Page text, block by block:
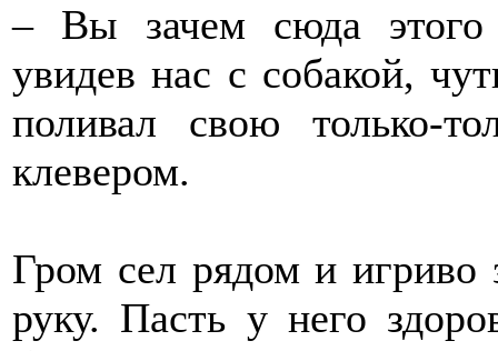
– Вы зачем сюда этого
увидев нас с собакой,
поливал свою только-
клевером.
Гром сел рядом и игриво
руку. Пасть у него